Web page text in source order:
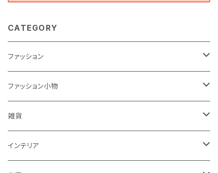
CATEGORY
ファッション
ワンピース
トップス
パンツ
ファッション小物
バッグ
ポーチ
雑貨
バスケット
インテリア